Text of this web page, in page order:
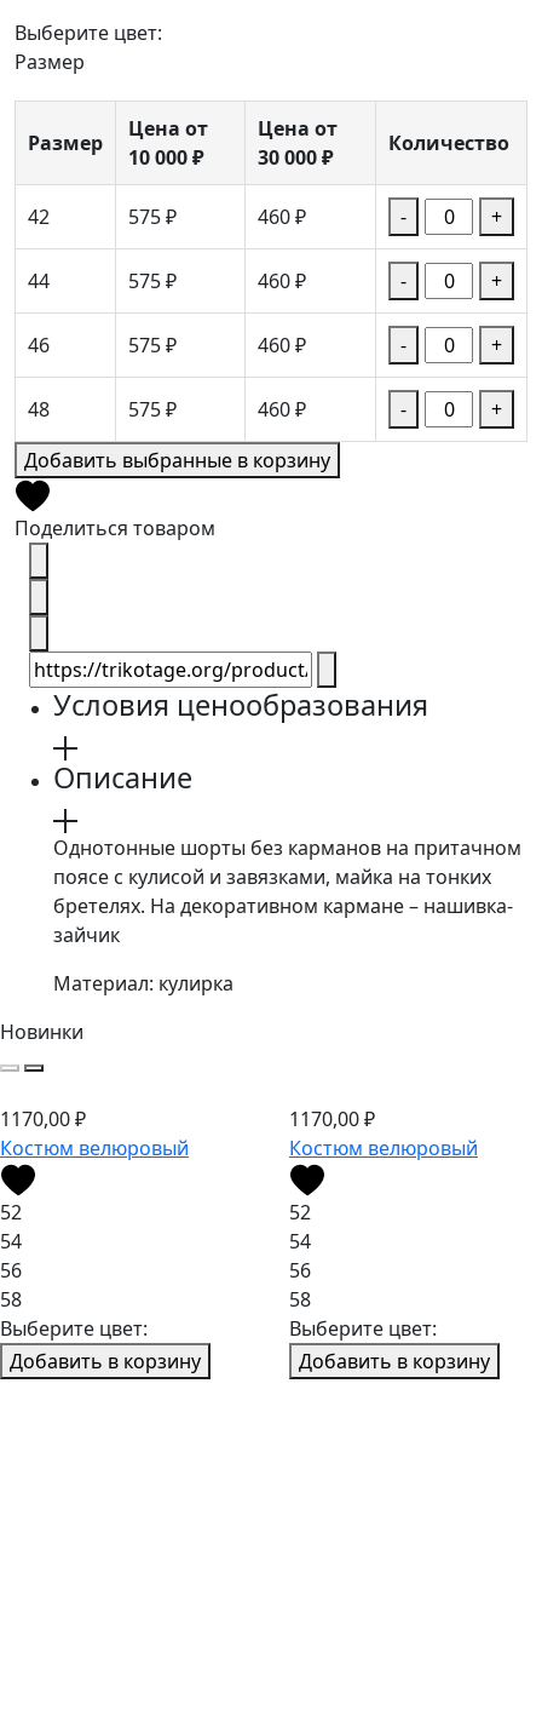
Выберите цвет:
Размер
Размер
Цена от
10 000 ₽
Цена от
30 000 ₽
Количество
42 575 ₽ 460 ₽ - +
44 575 ₽ 460 ₽ - +
46 575 ₽ 460 ₽ - +
48 575 ₽ 460 ₽ -
+
Добавить выбранные в корзину
Поделиться товаром
Условия ценообразования
Описание
Однотонные шорты без карманов на притачном
поясе с кулисой и завязками, майка на тонких
бретелях. На декоративном кармане – нашивка-
зайчик
Материал: кулирка
Новинки
1170,00₽
Костюм велюровый
52
54
56
58
Выберите цвет:
Добавить в корзину
1170,00₽
Костюм велюровый
52
54
56
58
Выберите цвет:
Добавить в корзину